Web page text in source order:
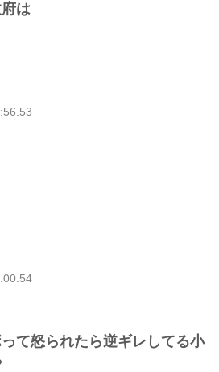
は
て怒られたら逆ギレしてる小